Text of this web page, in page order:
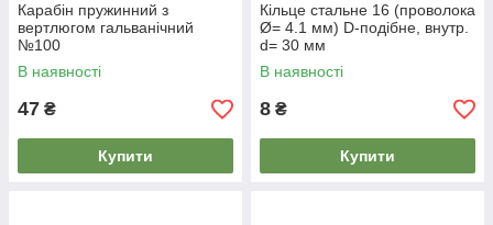
Карабін пружинний з
вертлюгом гальванічний
№100
В наявності
47 ₴
Купити
Кільце стальне 16 (проволока
Ø= 4.1 мм) D-подібне, внутр.
d= 30 мм
В наявності
8 ₴
Купити